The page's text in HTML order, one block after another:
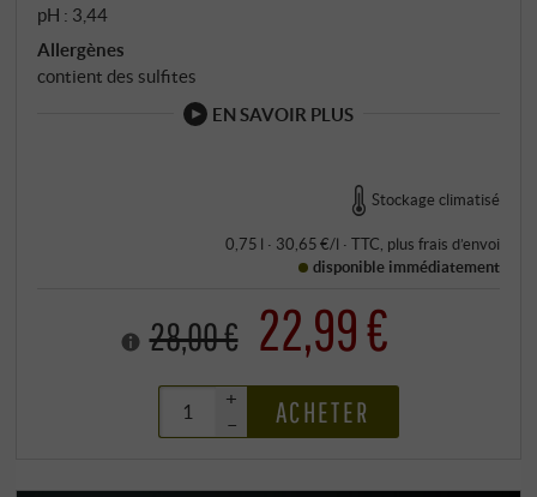
pH : 3,44
Allergènes
contient des sulfites
EN SAVOIR PLUS
Stockage climatisé
0,75 l · 30,65 €/l · TTC , plus frais d’envoi
disponible immédiatement
28,00 € 22,99 €
+
–
ACHETER